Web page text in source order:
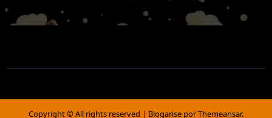
Copyright © All rights reserved | Blogarise porThemeansar.